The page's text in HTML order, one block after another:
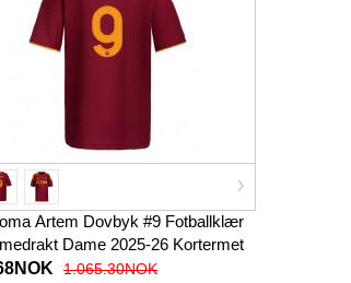
Artem Dovbyk #9 Fotballklær
Dame 2025-26 Kortermet
1.065.30NOK